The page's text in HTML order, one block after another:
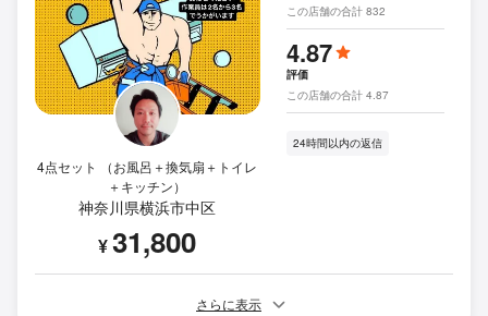
4点セット （お風呂＋換気扇＋トイレ
＋キッチン）
神奈川県横浜市中区
¥31,800
この店舗の合計 832
4.87
評価
この店舗の合計 4.87
24時間以内の返信
さらに表示